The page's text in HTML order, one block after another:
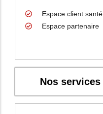
Espace client santé
Espace partenaire
Nos services